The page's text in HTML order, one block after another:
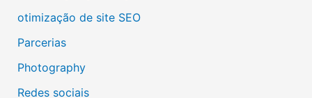
otimização de site SEO
Parcerias
Photography
Redes sociais